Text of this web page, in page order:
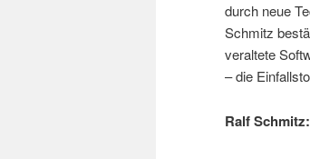
durch neue
Schmitz
veraltete
– die
Ralf